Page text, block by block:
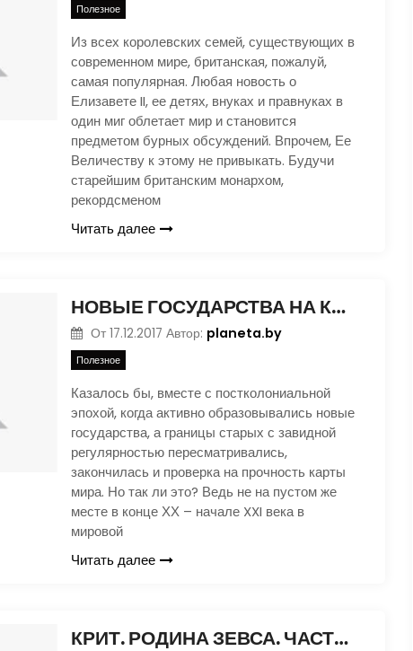
Полезное
Из всех королевских семей, существующих в
современном мире, британская, пожалуй,
самая популярная. Любая новость о
Елизавете II, ее детях, внуках и правнуках в
один миг облетает мир и становится
предметом бурных обсуждений. Впрочем, Ее
Величеству к этому не привыкать. Будучи
старейшим британским монархом,
рекордсменом
Читать далее
НОВЫЕ ГОСУДАРСТВА НА КАРТЕ МИРА
От 17.12.2017 Автор: planeta.by
Полезное
Казалось бы, вместе с постколониальной
эпохой, когда активно образовывались новые
государства, а границы старых с завидной
регулярностью пересматривались,
закончилась и проверка на прочность карты
мира. Но так ли это? Ведь не на пустом же
месте в конце ХХ – начале XXI века в
мировой
Читать далее
КРИТ. РОДИНА ЗЕВСА. ЧАСТЬ 2